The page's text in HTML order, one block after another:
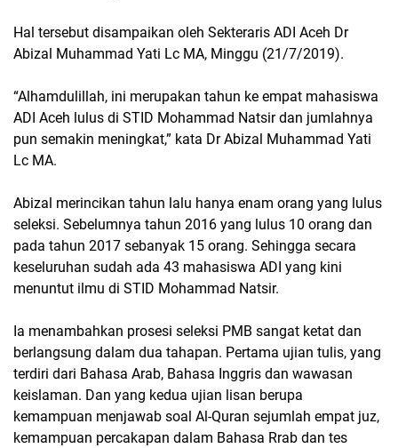
Hal tersebut disampaikan oleh Sekteraris ADI Aceh Dr
Abizal Muhammad Yati Lc MA, Minggu (21/7/2019).
“Alhamdulillah, ini merupakan tahun ke empat mahasiswa
ADI Aceh lulus di STID Mohammad Natsir dan jumlahnya
pun semakin meningkat,” kata Dr Abizal Muhammad Yati
Lc MA.
Abizal merincikan tahun lalu hanya enam orang yang lulus
seleksi. Sebelumnya tahun 2016 yang lulus 10 orang dan
pada tahun 2017 sebanyak 15 orang. Sehingga secara
keseluruhan sudah ada 43 mahasiswa ADI yang kini
menuntut ilmu di STID Mohammad Natsir.
Ia menambahkan prosesi seleksi PMB sangat ketat dan
berlangsung dalam dua tahapan. Pertama ujian tulis, yang
terdiri dari Bahasa Arab, Bahasa Inggris dan wawasan
keislaman. Dan yang kedua ujian lisan berupa
kemampuan menjawab soal Al-Quran sejumlah empat juz,
kemampuan percakapan dalam Bahasa Rrab dan tes